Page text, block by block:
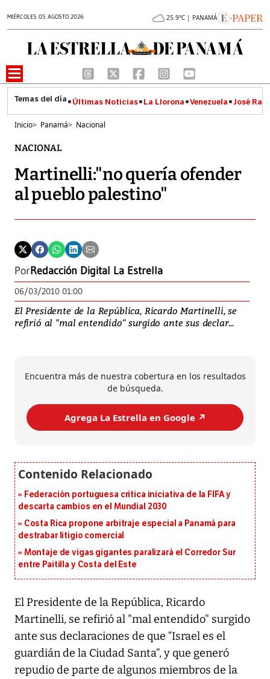
MIÉRCOLES 05 AGOSTO 2026 25.9°C | PANAMÁ
Últimas Noticias La Llorona Venezuela José
Inicio> Panamá> Nacional
NACIONAL
Martinelli:"no quería ofender
al pueblo palestino"
PorRedacción Digital La Estrella
06/03/2010 01:00
El Presidente de la República, Ricardo Martinelli, se
refirió al "mal entendido" surgido ante sus declar...
Encuentra más de nuestra cobertura en los resultados
de búsqueda.
Agrega La Estrella en Google ↗️
Federación portuguesa critica iniciativa de la FIFA y
descarta cambios en el Mundial 2030
Costa Rica propone arbitraje especial a Panamá para
destrabar litigio comercial
Montaje de vigas gigantes paralizará el Corredor Sur
entre Paitilla y Costa del Este
El Presidente de la República, Ricardo
Martinelli, se refirió al "mal entendido" surgido
ante sus declaraciones de que “Israel es el
guardián de la Ciudad Santa”, y que generó
repudio de parte de algunos miembros de la